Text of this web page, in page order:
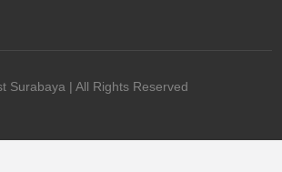
Surabaya | All Rights Reserved